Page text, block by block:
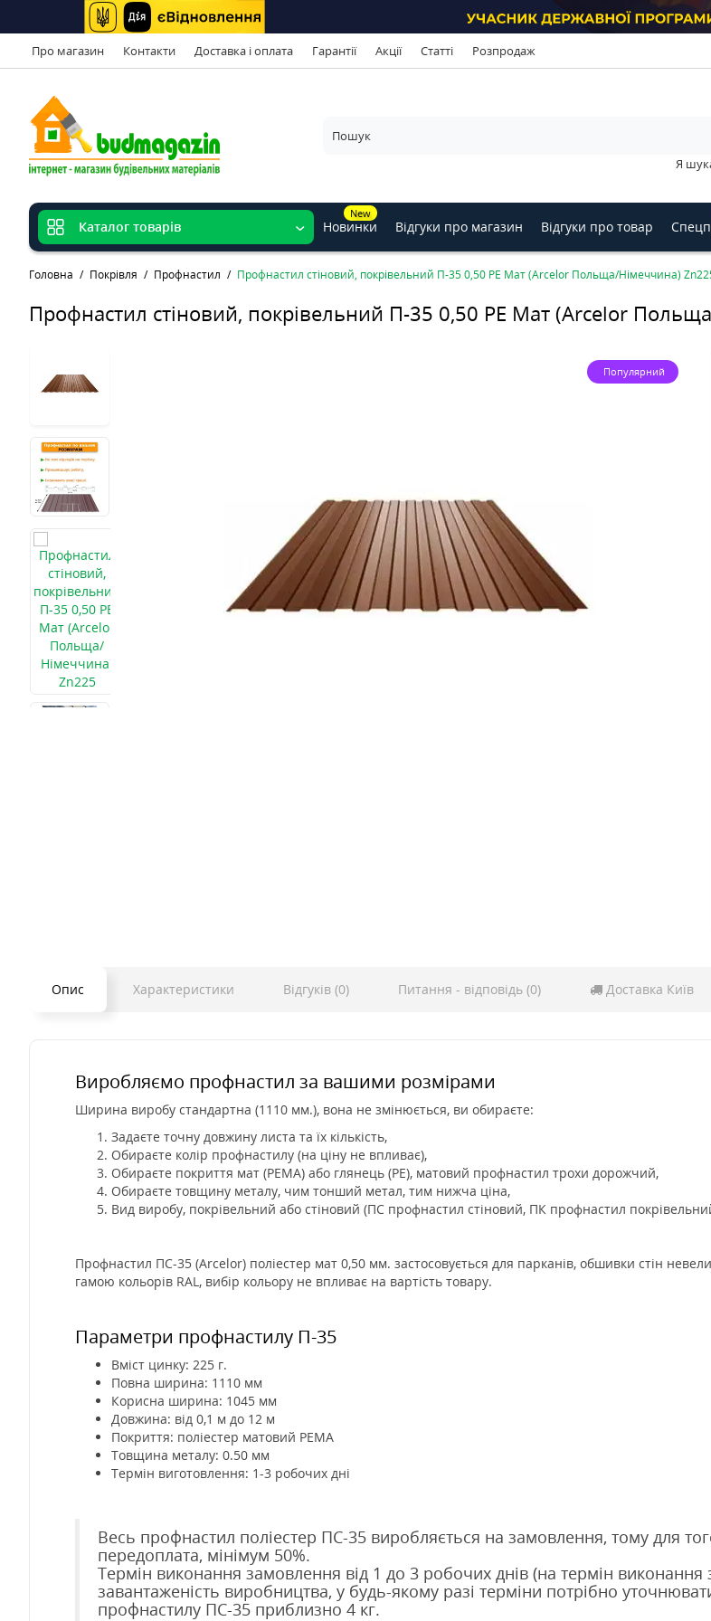
Про магазин Контакти Доставка і оплата Гарантії Акції Статті Розпродаж
Я
Головна Покрівля Профнастил Профнастил стіновий, покрівельний П-35 0,50 PE Мат (Arсelor Польща/Німеччина)
Профнастил стіновий, покрівельний П-35 0,50 PE Мат (Arсelor
Популярний
Опис Характеристики Відгуків (0) Питання - відповідь (0) Доставка Київ
Виробляємо профнастил за вашими розмірами
Ширина виробу стандартна (1110 мм.), вона не змінюється, ви обираєте:
Задаєте точну довжину листа та їх кількість,
Обираєте колір профнастилу (на ціну не впливає),
Обираєте покриття мат (PEMA) або глянець (PE), матовий профнастил трохи дорожчий,
Обираєте товщину металу, чим тонший метал, тим нижча ціна,
Вид виробу, покрівельний або стіновий (ПС профнастил стіновий, ПК профнастил
Профнастил ПС-35 (Arcelor) поліестер мат 0,50 мм. застосовується для парканів, обшивки стін
гамою кольорів RAL, вибір кольору не впливає на вартість товару.
Параметри профнастилу П-35
Вміст цинку: 225 г.
Повна ширина: 1110 мм
Корисна ширина: 1045 мм
Довжина: від 0,1 м до 12 м
Покриття: поліестер матовий PEMA
Товщина металу: 0.50 мм
Термін виготовлення: 1-3 робочих дні
Весь профнастил поліестер ПС-35 виробляється на замовлення, тому для
передоплата, мінімум 50%.
Термін виконання замовлення від 1 до 3 робочих днів (на термін
завантаженість виробництва, у будь-якому разі терміни потрібно
профнастилу ПС-35 приблизно 4 кг.
Каталог товарів
New
Новинки Відгуки про магазин Відгуки про товар